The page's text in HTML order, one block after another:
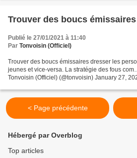
Trouver des boucs
Publié le 27/01/2021 à 11:40
Par Tonvoisin (Officiel)
Trouver des boucs émissaires dresser les
jeunes et vice-versa. La stratégie des fous
Tonvoisin (Officiel) (@tonvoisin) January 27,
< Page précédente
Hébergé par Overblog
Top articles